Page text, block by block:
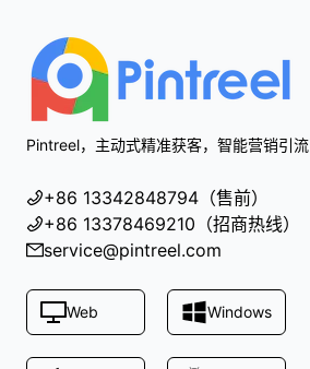
Pintreel，主动式精准获客，智能营销引
+86 13342848794（售前）
+86 13378469210（招商热线）
service@pintreel.com
Web Windows